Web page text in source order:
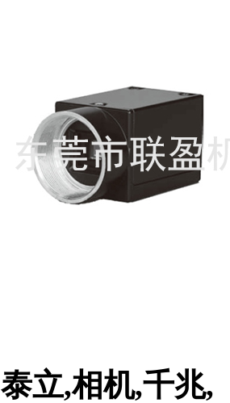
泰立,相机,千兆,